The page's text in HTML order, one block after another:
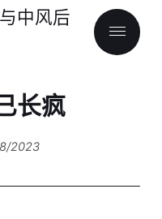
中风后
长疯
2023